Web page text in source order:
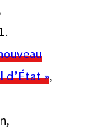
d’État »,